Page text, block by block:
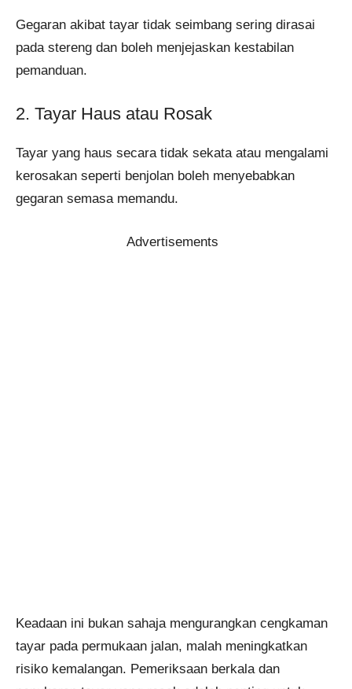
Gegaran akibat tayar tidak seimbang sering dirasai
pada stereng dan boleh menjejaskan kestabilan
pemanduan.
2. Tayar Haus atau Rosak
Tayar yang haus secara tidak sekata atau mengalami
kerosakan seperti benjolan boleh menyebabkan
gegaran semasa memandu.
Advertisements
Keadaan ini bukan sahaja mengurangkan cengkaman
tayar pada permukaan jalan, malah meningkatkan
risiko kemalangan. Pemeriksaan berkala dan